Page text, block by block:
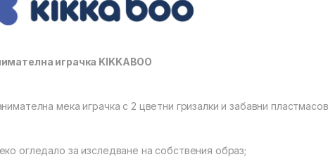
играчка KIKKABOO
мека играчка с 2 цветни гризалки и забавни
огледало за изследване на собствения образ;